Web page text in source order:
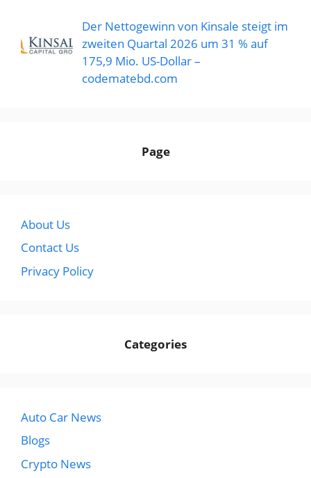
Der Nettogewinn von Kinsale steigt im
zweiten Quartal 2026 um 31 % auf
175,9 Mio. US-Dollar –
codematebd.com
Page
About Us
Contact Us
Privacy Policy
Categories
Auto Car News
Blogs
Crypto News